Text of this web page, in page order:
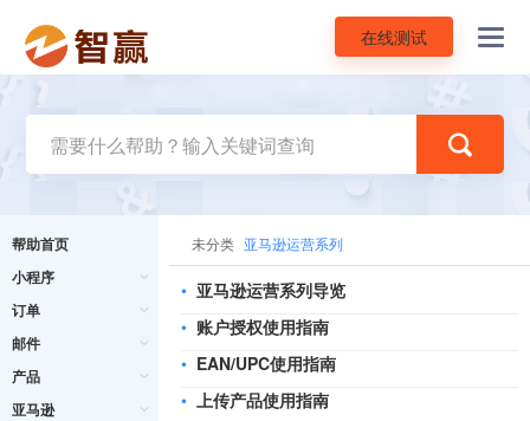
在线测试
帮助首页
小程序
订单
邮件
产品
亚马逊
未分类 亚马逊运营系列
• 亚马逊运营系列导览
• 账户授权使用指南
• EAN/UPC使用指南
• 上传产品使用指南